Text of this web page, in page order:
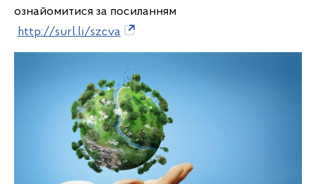
ознайомитися за посиланням
http://surl.li/szcva